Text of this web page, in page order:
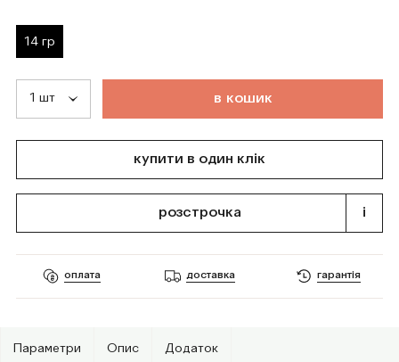
14 гр
в кошик
купити в один клік
розстрочка i
оплата доставка гарантія
Параметри Опис Додаток